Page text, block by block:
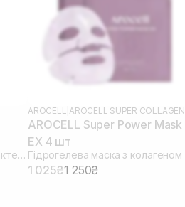
Маска гідрогелева з біфідобактеріями
AROCELL AROCELL SUPER COLLAGEN
AROCELL Super Power Mask
EX 4 шт
1 025₴1 250₴